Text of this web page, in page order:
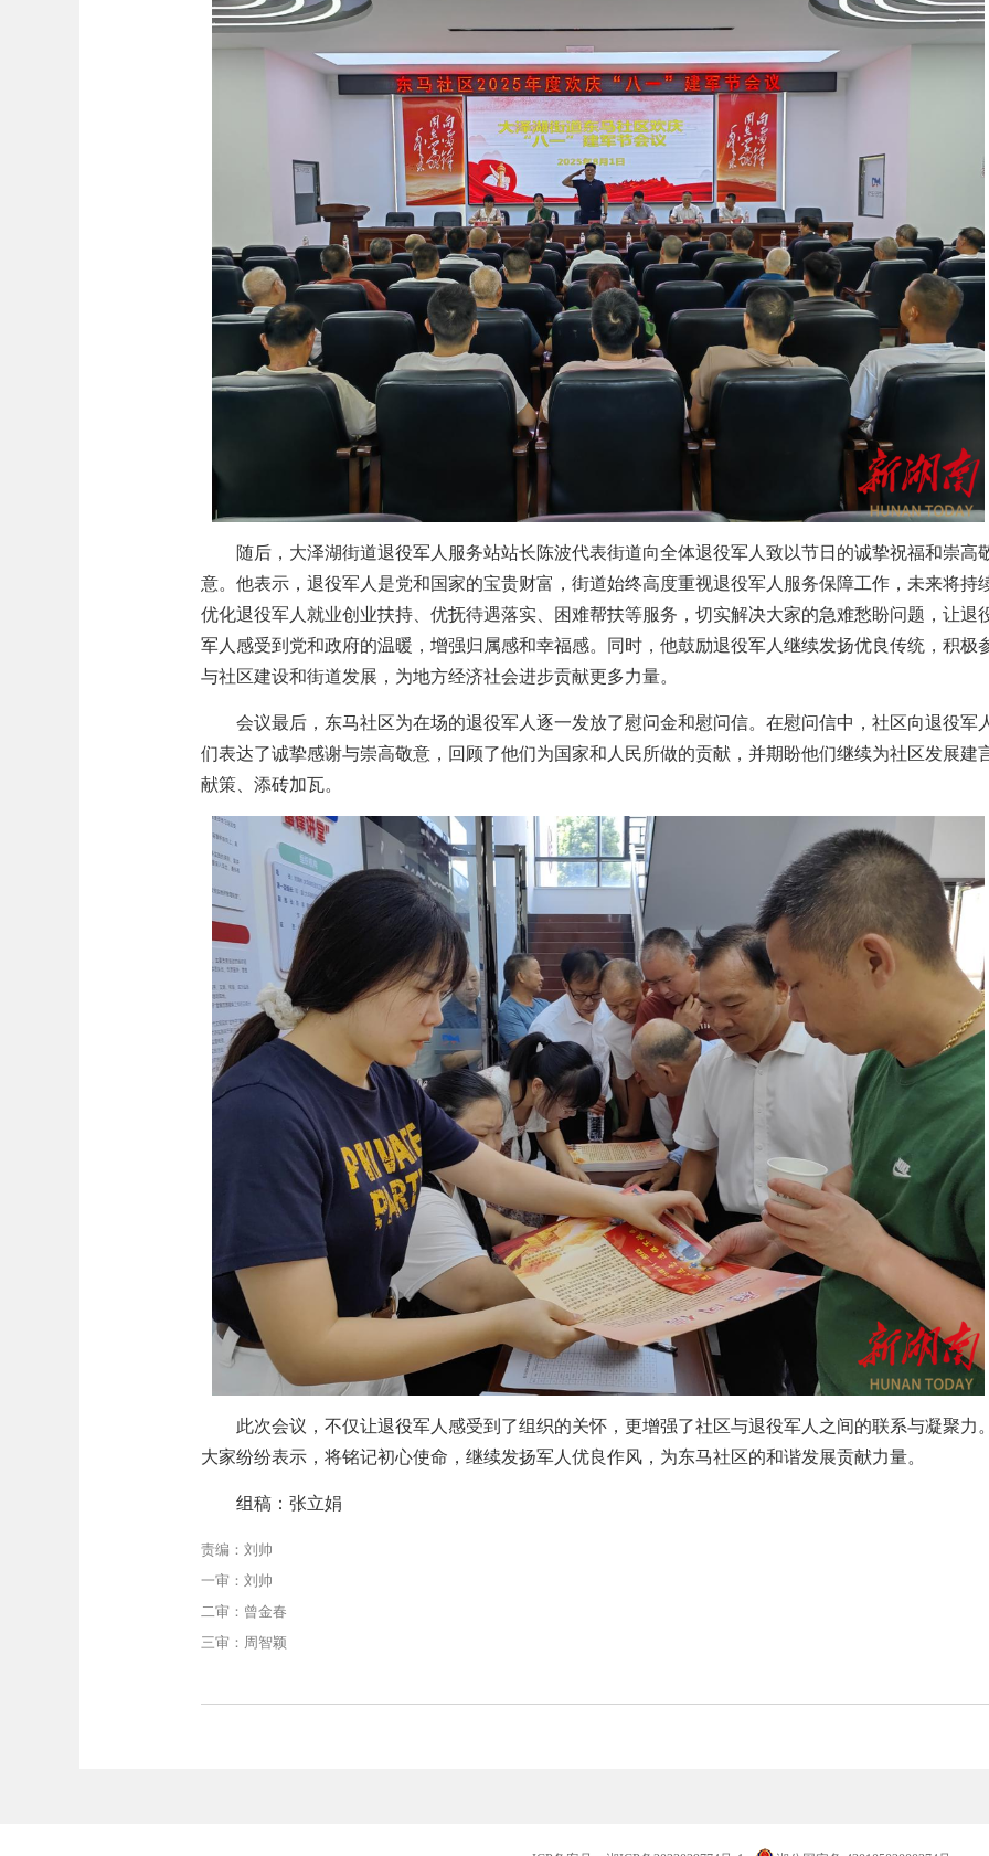
随后，大泽湖街道退役军人 服务站站长陈波代表街道向全体退役军人致以节日的诚挚祝福和崇高
意。他表示，退役军人是党和国家的宝贵财富，街道始终高度重视退役军人服务保障工作，未来将持
优化退役军人就业创业扶持、优抚待遇落实、困难帮扶等服务，切实解决大家的急难愁盼问题，让退
军人感受到党和政府的温暖，增强归属感和幸福感。同时，他鼓励退役军人继续发扬优良传统，积极
与社区建设和街道发展，为地方经济社会进步贡献更多力量。
会议最后，东马社区为在场的退役军人逐一发放了慰问金和慰问信。 在慰问信中，社区向退役军
们表达了诚挚感谢与崇高敬意，回顾了他们为国家和人民所做的贡献，并期盼他们继续为社区发展建
献策、添砖加瓦。
此次会议，不仅让退役军人感受到了组织的关怀，更增强了社区与退役军人之间的联系与凝聚力
大家纷纷表示，将铭记初心使命，继续发扬军人优良作风，为东马社区的和谐发展贡献力量。
组稿：张立娟
责编：刘帅
一审：刘帅
二审：曾金春
三审：周智颖